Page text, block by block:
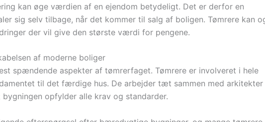
kan øge værdien af en ejendom betydeligt. Det er derfor en
sig selv tilbage, når det kommer til salg af boligen. Tømrere kan
der vil give den største værdi for pengene.
af moderne boliger
spændende aspekter af tømrerfaget. Tømrere er involveret i hele
til det færdige hus. De arbejder tæt sammen med arkitekter
opfylder alle krav og standarder.